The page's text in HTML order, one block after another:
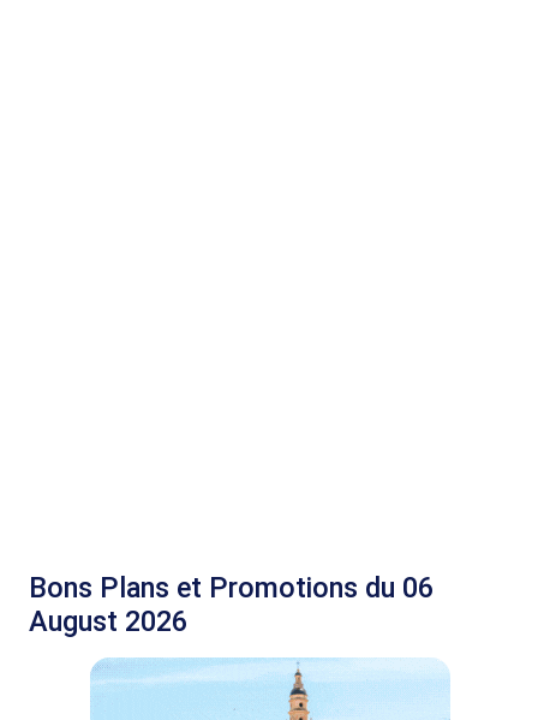
Bons Plans et Promotions du 06
August 2026